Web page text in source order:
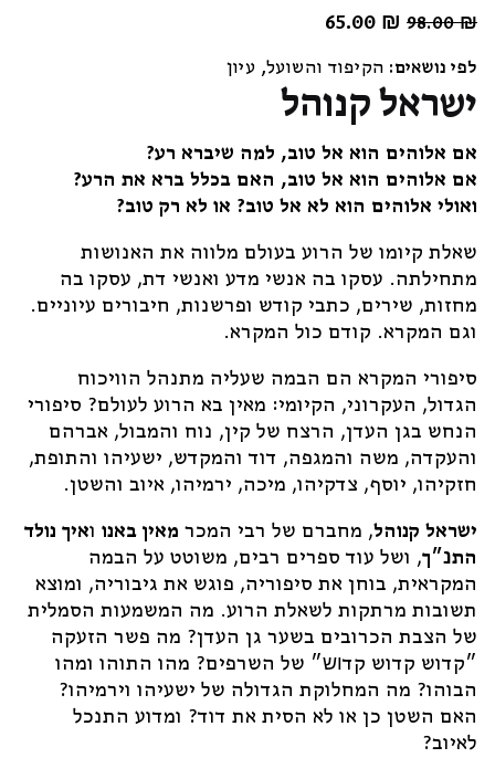
98.00₪
המחיר
היה:
98.00 ₪.
65.00 ₪
הוא:
65.00 ₪.
לפי נושאים: הקיפוד והשועל, עיון
ישראל קנוהל
אם אלוהים הוא אל טוב, למה שיברא רע?
אם אלוהים הוא אל טוב, האם בכלל ברא את הרע?
ואולי אלוהים הוא לא אל טוב? או לא רק טוב?
שאלת קיומו של הרוע בעולם מלווה את האנושות
מתחילתה. עסקו בה אנשי מדע ואנשי דת, עסקו בה
מחזות, שירים, כתבי קודש ופרשנות, חיבורים עיוניים.
וגם המקרא. קודם כול המקרא.
סיפורי המקרא הם הבמה שעליה מתנהל הוויכוח
הגדול, העקרוני, הקיומי: מאין בא הרוע לעולם? סיפורי
הנחש בגן העדן, הרצח של קין, נוח והמבול, אברהם
והעקדה, משה והמגפה, דוד והמקדש, ישעיהו והתופת,
חזקיהו, יוסף, צדקיהו, מיכה, ירמיהו, איוב והשטן.
ישראל קנוהל, מחברם של רבי המכר מאין באנו ואיך נולד
התנ״ך, ושל עוד ספרים רבים, משוטט על הבמה
המקראית, בוחן את סיפוריה, פוגש את גיבוריה, ומוצא
תשובות מרתקות לשאלת הרוע. מה המשמעות הסמלית
של הצבת הכרובים בשער גן העדן? מה פשר הזעקה
״קדוש קדוש קדוש״ של השרפים? מהו התוהו ומהו
הבוהו? מה המחלוקת הגדולה של ישעיהו וירמיהו?
האם השטן כן או לא הסית את דוד? ומדוע התנכל
לאיוב?